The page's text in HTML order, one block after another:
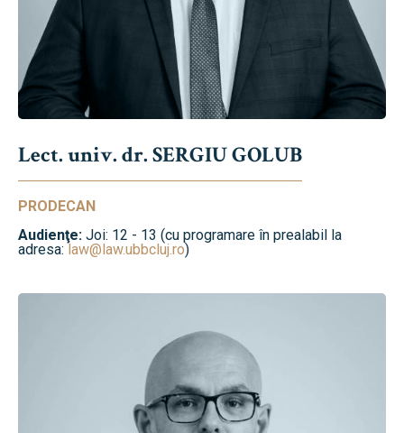
Lect. univ. dr. SERGIU GOLUB
PRODECAN
Audienţe: Joi: 12 - 13 (cu programare în prealabil la
adresa:law@law.ubbcluj.ro)